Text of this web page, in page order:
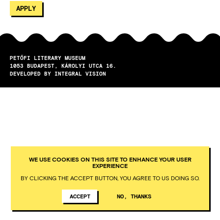
PETŐFI LITERARY MUSEUM
1053
BUDAPEST
KÁROLYI UTCA 16.
DEVELOPED BY INTEGRAL VISION
WE USE COOKIES ON THIS SITE TO ENHANCE YOUR USER
EXPERIENCE
BY CLICKING THE ACCEPT BUTTON, YOU AGREE TO US DOING SO.
ACCEPT NO, THANKS